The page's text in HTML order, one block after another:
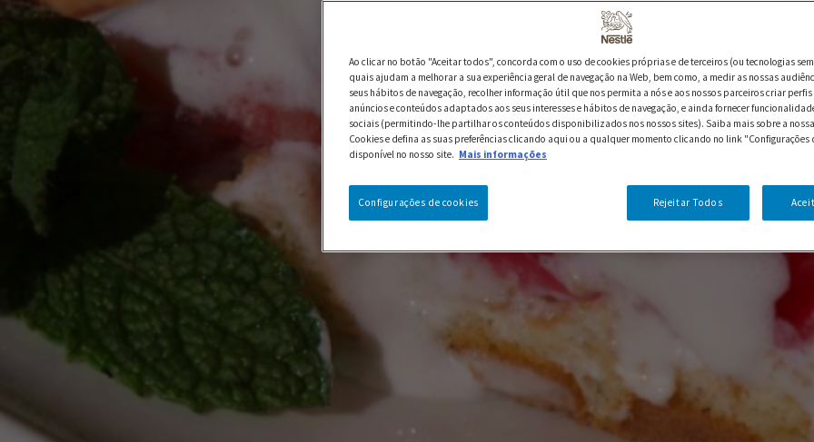
Ao clicar no botão "Aceitar todos", concorda com o uso de cookies próprias e de terceiros (ou tecnologias
quais ajudam a melhorar a sua experiência geral de navegação na Web, bem como, a medir as nossas
seus hábitos de navegação, recolher informação útil que nos permita a nós e aos nossos parceiros criar perfis
anúncios e conteúdos adaptados aos seus interesses e hábitos de navegação, e ainda fornecer
sociais (permitindo-lhe partilhar os conteúdos disponibilizados nos nossos sites). Saiba mais sobre a
Cookies e defina as suas preferências clicando aqui ou a qualquer momento clicando no link "Configurações
disponível no nosso site. Mais informações
Rejeitar Todos
Configurações de cookies